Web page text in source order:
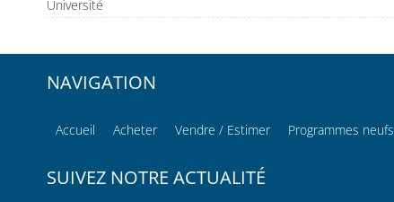
Université
NAVIGATION
Accueil Acheter Vendre / Estimer Programmes neufs
SUIVEZ NOTRE ACTUALITÉ